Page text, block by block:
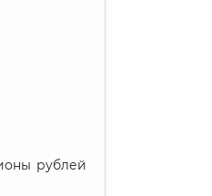
рублей